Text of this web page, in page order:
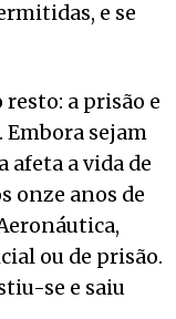
e se
resto: a prisão e
Embora sejam
afeta a vida de
onze anos de
ou de prisão.
se e saiu